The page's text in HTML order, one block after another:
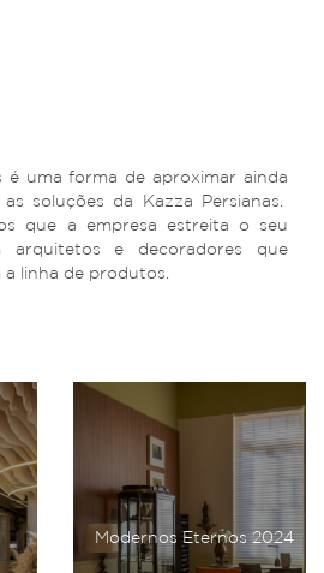
é uma forma de aproximar ainda
soluções da Kazza Persianas.
que a empresa estreita o seu
arquitetos e decoradores que
linha de produtos.
Modernos Eternos 2024